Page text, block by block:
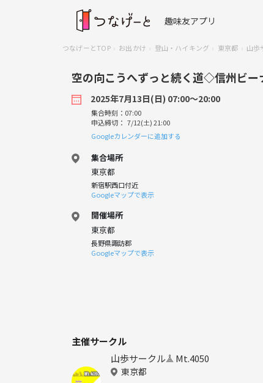
趣味友アプリ
つなげーとTOP お出かけ 登山・ハイキング 東京都 山歩
空の向こうへずっと続く道◇信州ビ
2025年7月13日(日) 07:00〜20:00
集合時刻：07:00
申込締切： 7/12(土) 21:00
Googleカレンダーに追加する
集合場所
東京都
新宿駅西口付近
Googleマップで表示
開催場所
東京都
長野県諏訪郡
Googleマップで表示
主催サークル
山歩サークル𖣰 Mt.4050
東京都